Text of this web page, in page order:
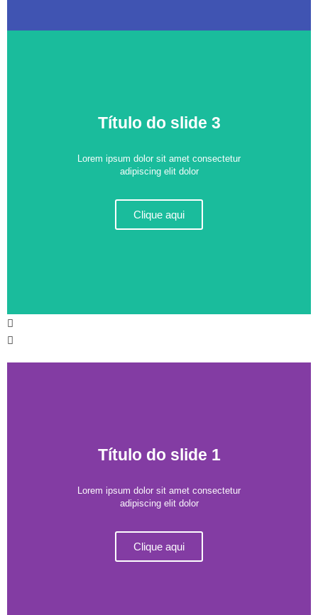
Título do slide 3
Lorem ipsum dolor sit amet consectetur
adipiscing elit dolor
Clique aqui
Título do slide 1
Lorem ipsum dolor sit amet consectetur
adipiscing elit dolor
Clique aqui